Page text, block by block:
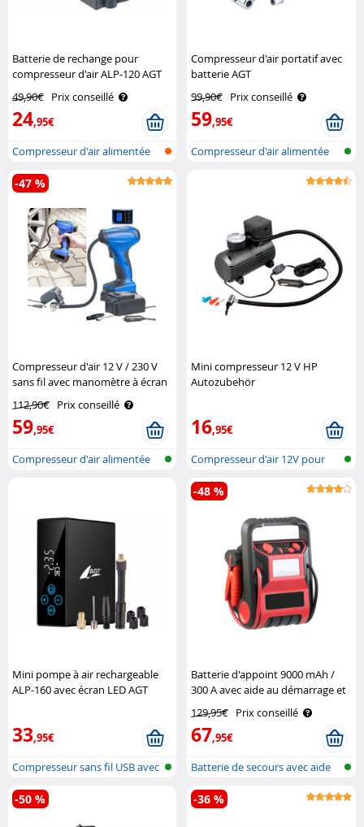
Batterie de rechange pour
compresseur d'air ALP-120 AGT
49,90€ Prix conseillé
24,95€
Compresseur d'air alimentée
par bat..
Compresseur d'air portatif avec
batterie AGT
99,90€ Prix conseillé
59,95€
Compresseur d'air alimentée
Compresseur d'air 12 V / 230 V
sans fil avec manomètre à écran
112,90€ Prix conseillé
59,95€
-47 %
Compresseur d'air alimentée
Mini compresseur 12 V HP
Autozubehör
16,95€
Compresseur d'air 12V pour
véhicule
Mini pompe à air rechargeable
ALP-160 avec écran LED AGT
33,95€
Compresseur sans fil USB avec
batte..
Batterie d'appoint 9000 mAh /
300 A avec aide au démarrage et
compresseur d'air Revolt
129,95€ Prix conseillé
67,95€
-48 %
Batterie de secours avec aide
au dé..
-50 % -36 %